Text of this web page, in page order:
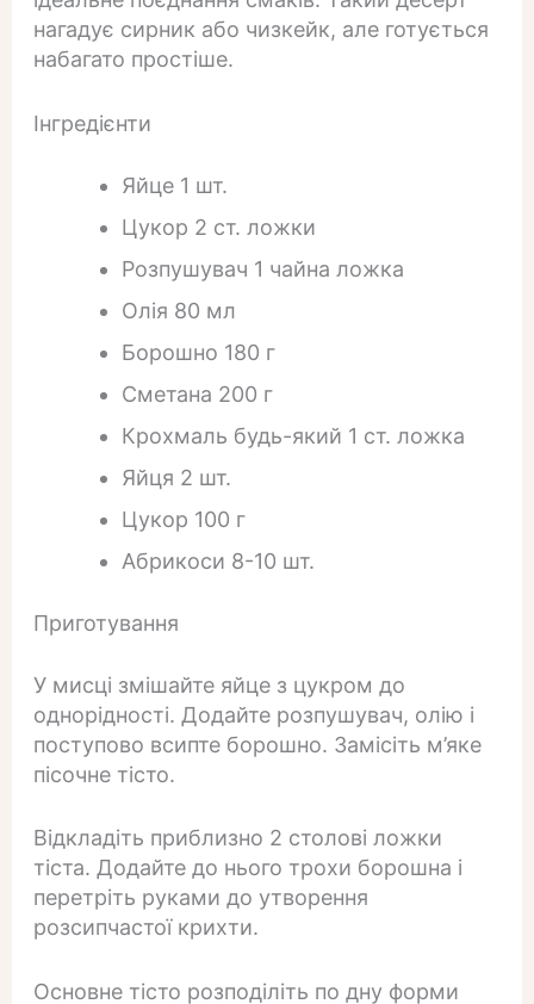
нагадує сирник або чизкейк, але готується
набагато простіше.
Інгредієнти
Яйце 1 шт.
Цукор 2 ст. ложки
Розпушувач 1 чайна ложка
Олія 80 мл
Борошно 180 г
Сметана 200 г
Крохмаль будь-який 1 ст. ложка
Яйця 2 шт.
Цукор 100 г
Абрикоси 8-10 шт.
Приготування
У мисці змішайте яйце з цукром до
однорідності. Додайте розпушувач, олію і
поступово всипте борошно. Замісіть м’яке
пісочне тісто.
Відкладіть приблизно 2 столові ложки
тіста. Додайте до нього трохи борошна і
перетріть руками до утворення
розсипчастої крихти.
Основне тісто розподіліть по дну форми